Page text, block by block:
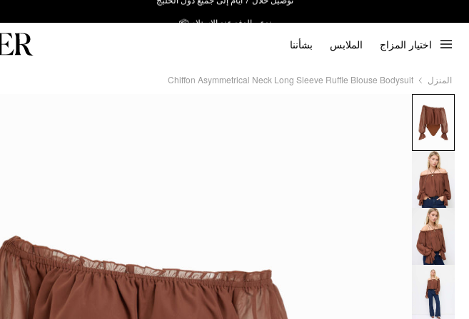
اختيار المزاج الملابس بشأننا
المنزل Chiffon Asymmetrical Neck Long Sleeve Ruffle Blouse Bodysuit